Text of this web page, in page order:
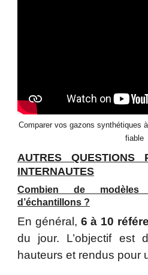
Comparer vos gazons synthétiques
fiable
AUTRES QUESTIONS
INTERNAUTES
Combien de
d’échantillons ?
En général, 6 à 10
du jour. L’objectif est
hauteurs et rendus pour